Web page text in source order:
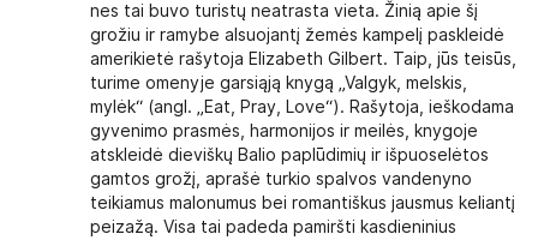
nes tai buvo turistų neatrasta vieta. Žinią apie šį
grožiu ir ramybe alsuojantį žemės kampelį paskleidė
amerikietė rašytoja Elizabeth Gilbert. Taip, jūs teisūs,
turime omenyje garsiąją knygą „Valgyk, melskis,
mylėk“ (angl. „Eat, Pray, Love“). Rašytoja, ieškodama
gyvenimo prasmės, harmonijos ir meilės, knygoje
atskleidė dieviškų Balio paplūdimių ir išpuoselėtos
gamtos grožį, aprašė turkio spalvos vandenyno
teikiamus malonumus bei romantiškus jausmus keliantį
peizažą. Visa tai padeda pamiršti kasdieninius